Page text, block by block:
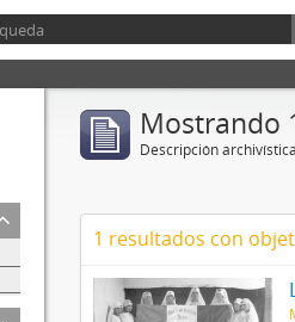
1
Mostrando
Descripción archivística
1 resultados con